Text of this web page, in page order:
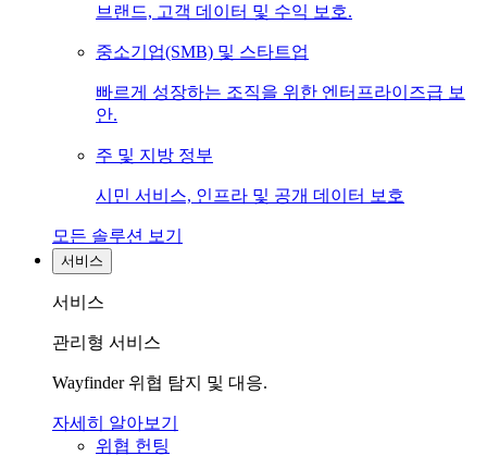
브랜드, 고객 데이터 및 수익 보호.
중소기업(SMB) 및 스타트업
빠르게 성장하는 조직을 위한 엔터프라이즈급 보
안.
주 및 지방 정부
시민 서비스, 인프라 및 공개 데이터 보호
모든 솔루션 보기
서비스
서비스
관리형 서비스
Wayfinder 위협 탐지 및 대응.
자세히 알아보기
위협 헌팅